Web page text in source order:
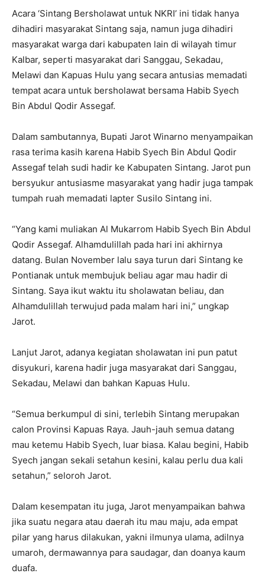
Acara ‘Sintang Bersholawat untuk NKRI’ ini tidak hanya
dihadiri masyarakat Sintang saja, namun juga dihadiri
masyarakat warga dari kabupaten lain di wilayah timur
Kalbar, seperti masyarakat dari Sanggau, Sekadau,
Melawi dan Kapuas Hulu yang secara antusias memadati
tempat acara untuk bersholawat bersama Habib Syech
Bin Abdul Qodir Assegaf.
Dalam sambutannya, Bupati Jarot Winarno menyampaikan
rasa terima kasih karena Habib Syech Bin Abdul Qodir
Assegaf telah sudi hadir ke Kabupaten Sintang. Jarot pun
bersyukur antusiasme masyarakat yang hadir juga tampak
tumpah ruah memadati lapter Susilo Sintang ini.
“Yang kami muliakan Al Mukarrom Habib Syech Bin Abdul
Qodir Assegaf. Alhamdulillah pada hari ini akhirnya
datang. Bulan November lalu saya turun dari Sintang ke
Pontianak untuk membujuk beliau agar mau hadir di
Sintang. Saya ikut waktu itu sholawatan beliau, dan
Alhamdulillah terwujud pada malam hari ini,” ungkap
Jarot.
Lanjut Jarot, adanya kegiatan sholawatan ini pun patut
disyukuri, karena hadir juga masyarakat dari Sanggau,
Sekadau, Melawi dan bahkan Kapuas Hulu.
“Semua berkumpul di sini, terlebih Sintang merupakan
calon Provinsi Kapuas Raya. Jauh-jauh semua datang
mau ketemu Habib Syech, luar biasa. Kalau begini, Habib
Syech jangan sekali setahun kesini, kalau perlu dua kali
setahun,” seloroh Jarot.
Dalam kesempatan itu juga, Jarot menyampaikan bahwa
jika suatu negara atau daerah itu mau maju, ada empat
pilar yang harus dilakukan, yakni ilmunya ulama, adilnya
umaroh, dermawannya para saudagar, dan doanya kaum
duafa.